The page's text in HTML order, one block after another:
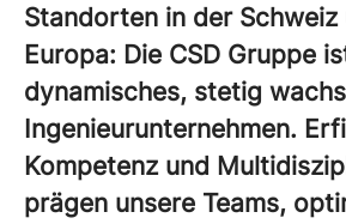
Standorten in der Schweiz
Europa: Die CSD Gruppe
dynamisches, stetig
Ingenieurunternehmen.
Kompetenz und
prägen unsere Teams,